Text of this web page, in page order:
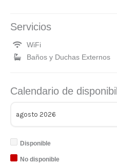
Servicios
WiFi
Baños y Duchas Externos
Calendario de
Disponible
No disponible